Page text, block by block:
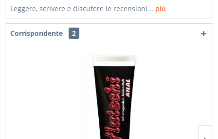
Leggere, scrivere e discutere le recensioni... più
Corrispondente 2